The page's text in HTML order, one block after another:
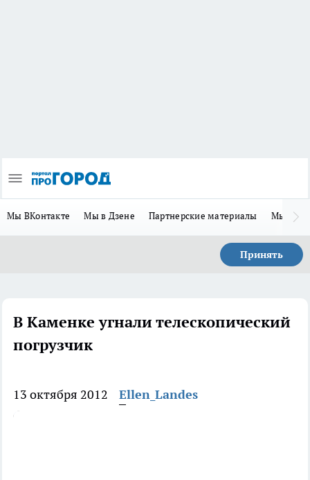
Мы ВКонтакте Мы в Дзене Партнерские материалы Мы в
Принять
В Каменке угнали телескопический
погрузчик
13 октября 2012 Ellen_Landes